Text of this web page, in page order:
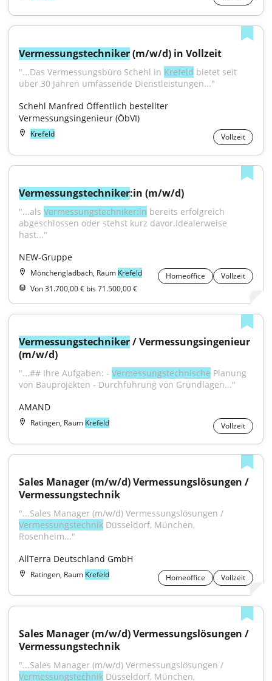
Vermessungstechniker (m/w/d) in Vollzeit
"...Das Vermessungsbüro Schehl in Krefeld bietet seit
über 30 Jahren umfassende Dienstleistungen..."
Schehl Manfred Öffentlich bestellter
Vermessungsingenieur (ÖbVI)
Krefeld Vollzeit
Vermessungstechniker:in (m/w/d)
"...als Vermessungstechniker:in bereits erfolgreich
abgeschlossen oder stehst kurz davor.Idealerweise
hast..."
NEW-Gruppe
Mönchengladbach, Raum Krefeld Homeoffice
Vollzeit
Von 31.700,00 € bis 71.500,00 €
Vermessungstechniker / Vermessungsingenieur
(m/w/d)
"...## Ihre Aufgaben: - Vermessungstechnische Planung
von Bauprojekten - Durchführung von Grundlagen..."
AMAND
Ratingen, Raum Krefeld Vollzeit
Sales Manager (m/w/d) Vermessungslösungen /
Vermessungstechnik
Vermessungstechnik Düsseldorf, München,
Rosenheim..."
AllTerra Deutschland GmbH
Ratingen, Raum Krefeld Homeoffice Vollzeit
Sales Manager (m/w/d) Vermessungslösungen /
Vermessungstechnik
Vermessungstechnik Düsseldorf, München,